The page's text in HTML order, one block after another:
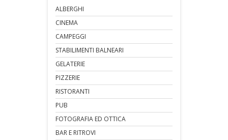
ALBERGHI
CINEMA
CAMPEGGI
STABILIMENTI BALNEARI
GELATERIE
PIZZERIE
RISTORANTI
PUB
FOTOGRAFIA ED OTTICA
BAR E RITROVI